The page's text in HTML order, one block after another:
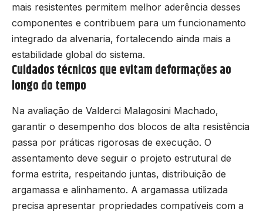
mais resistentes permitem melhor aderência desses
componentes e contribuem para um funcionamento
integrado da alvenaria, fortalecendo ainda mais a
estabilidade global do sistema.
Cuidados técnicos que evitam deformações ao
longo do tempo
Na avaliação de Valderci Malagosini Machado,
garantir o desempenho dos blocos de alta resistência
passa por práticas rigorosas de execução. O
assentamento deve seguir o projeto estrutural de
forma estrita, respeitando juntas, distribuição de
argamassa e alinhamento. A argamassa utilizada
precisa apresentar propriedades compatíveis com a